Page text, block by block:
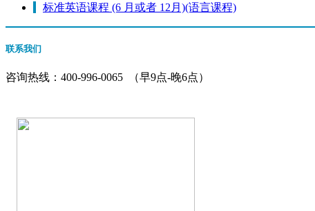
标准英语课程 (6 月或者 12月)(语言课程)
联系我们
咨询热线： 400-996-0065 （早9点-晚6点）